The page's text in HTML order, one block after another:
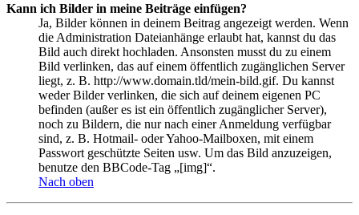
Kann ich Bilder in meine Beiträge einfügen?
Ja, Bilder können in deinem Beitrag angezeigt werden. Wenn
die Administration Dateianhänge erlaubt hat, kannst du das
Bild auch direkt hochladen. Ansonsten musst du zu einem
Bild verlinken, das auf einem öffentlich zugänglichen Server
liegt, z. B. http://www.domain.tld/mein-bild.gif. Du kannst
weder Bilder verlinken, die sich auf deinem eigenen PC
befinden (außer es ist ein öffentlich zugänglicher Server),
noch zu Bildern, die nur nach einer Anmeldung verfügbar
sind, z. B. Hotmail- oder Yahoo-Mailboxen, mit einem
Passwort geschützte Seiten usw. Um das Bild anzuzeigen,
benutze den BBCode-Tag „[img]“.
Nach oben